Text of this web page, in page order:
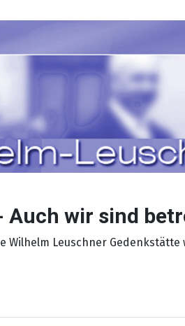
Auch wir sind
Wilhelm Leuschner Gedenkstätte
Mitgliederversammlung des